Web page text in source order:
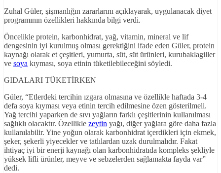
Zuhal Güler, şişmanlığın zararlarını açıklayarak, uygulanacak diyet
programının özellikleri hakkında bilgi verdi.
Öncelikle protein, karbonhidrat, yağ, vitamin, mineral ve lif
dengesinin iyi kurulmuş olması gerektiğini ifade eden Güler, protein
kaynağı olarak et çeşitleri, yumurta, süt, süt ürünleri, kurubaklagiller
ve soya kıyması, soya etinin tüketilebileceğini söyledi.
GIDALARI TÜKETİRKEN
Güler, “Etlerdeki tercihin ızgara olmasına ve özellikle haftada 3-4
defa soya kıyması veya etinin tercih edilmesine özen gösterilmeli.
Yağ tercihi yaparken de sıvı yağların farklı çeşitlerinin kullanılması
sağlıklı olacaktır. Özellikle zeytin yağı, diğer yağlara göre daha fazla
kullanılabilir. Yine yoğun olarak karbonhidrat içerdikleri için ekmek,
şeker, şekerli yiyecekler ve tatlılardan uzak durulmalıdır. Fakat
ihtiyaç iyi bir enerji kaynağı olan karbonhidratıda kompleks şekliyle
yüksek lifli ürünler, meyve ve sebzelerden sağlamakta fayda var”
dedi.